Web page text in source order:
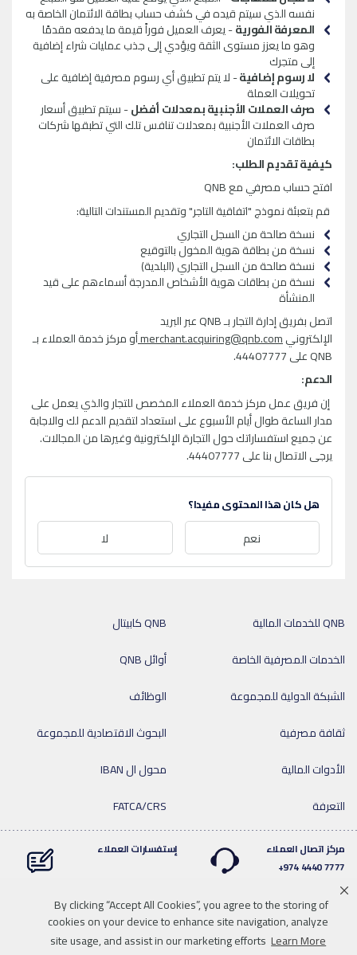
By clicking “Accept All Cookies”, you agree to the storing of
cookies on your device to enhance site navigation, analyze
site usage, and assist in our marketing efforts Learn More
نفسه الذي سيتم قيده في كشف حساب بطاقة الائتمان الخاصة به
المعرفة الفورية- يعرف العميل فوراً قيمة ما يدفعه مقدمًا
وهو ما يعزز مستوى الثقة ويؤدي إلى جذب عمليات شراء إضافية
إلى متجرك
لا رسوم إضافية- لا يتم تطبيق أي رسوم مصرفية إضافية على
تحويلات العملة
صرف العملات الأجنبية بمعدلات أفضل- سيتم تطبيق أسعار
صرف العملات الأجنبية بمعدلات تنافس تلك التي تطبقها شركات
بطاقات الائتمان
كيفية تقديم الطلب:
افتح حساب مصرفي مع QNB
قم بتعبئة نموذج "اتفاقية التاجر" وتقديم المستندات التالية:
نسخة صالحة من السجل التجاري
نسخة من بطاقة هوية المخول بالتوقيع
نسخة صالحة من السجل التجاري (البلدية)
نسخة من بطاقات هوية الأشخاص المدرجة أسماءهم على قيد
المنشأة
اتصل بفريق إدارة التجار بـ QNB عبر البريد
الإلكترونيmerchant.acquiring@qnb.comأو مركز خدمة العملاء بـ
QNB على 44407777.
الدعم:
إن فريق عمل مركز خدمة العملاء المخصص للتجار والذي يعمل على
مدار الساعة طوال أيام الأسبوع على استعداد لتقديم الدعم لك والاجابة
عن جميع استفساراتك حول التجارة الإلكترونية وغيرها من المجالات.
يرجى الاتصال بنا على 44407777.
هل كان هذا المحتوى مفيدا؟
نعم لا
QNB كابيتال
QNB للخدمات المالية
أوائل QNB
الخدمات المصرفية الخاصة
الوظائف
الشبكة الدولية للمجموعة
البحوث الاقتصادية للمجموعة
ثقافة مصرفية
محول ال IBAN
الأدوات المالية
FATCA/CRS
التعرفة
مركز اتصال العملاء
7777 4440 974+
إستفسارات العملاء
LinkedinInstagramfacebookWhatsapp
twitteryoutube
للاتصال بنا تحميل الوسائط خريطة الموقع سياسة الخصوصية